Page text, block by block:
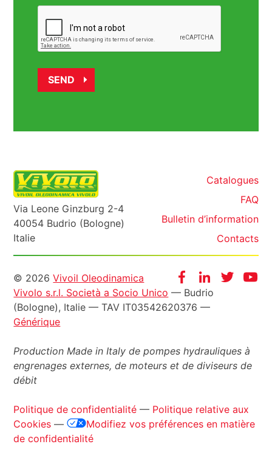
Via Leone Ginzburg 2-4
40054 Budrio (Bologne)
Italie
Catalogues
FAQ
Bulletin d’information
Contacts
FacebookInstagram
Twitter
Informazioni
legali
© 2026Vivoil Oleodinamica
Vivolo s.r.l. Società a Socio Unico — Budrio
(Bologne), Italie — TAV IT03542620376 —
Générique
Production Made in Italy de pompes hydrauliques à
engrenages externes, de moteurs et de diviseurs de
débit
Politique de confidentialité — Politique relative aux
Cookies —
Modifiez vos préférences en matière
de confidentialité